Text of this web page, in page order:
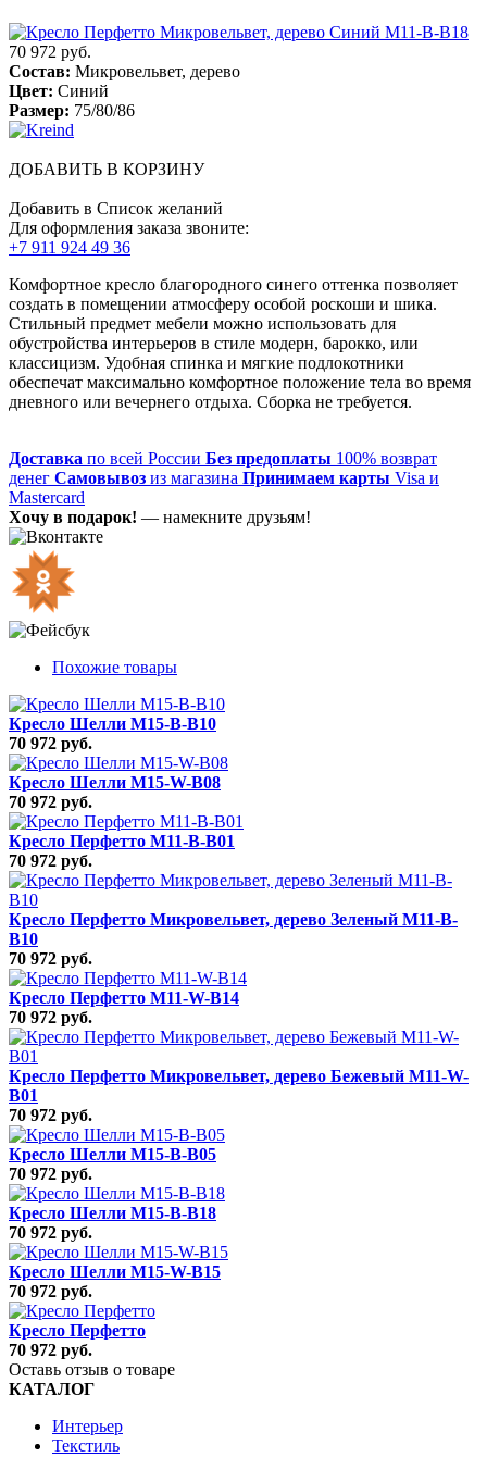
70 972 руб.
Состав: Микровельвет, дерево
Цвет: Синий
Размер: 75/80/86
ДОБАВИТЬ В КОРЗИНУ
Добавить в Список желаний
Для оформления заказа звоните:
+7 911 924 49 36
Комфортное кресло благородного синего оттенка позволяет
создать в помещении атмосферу особой роскоши и шика.
Стильный предмет мебели можно использовать для
обустройства интерьеров в стиле модерн, барокко, или
классицизм. Удобная спинка и мягкие подлокотники
обеспечат максимально комфортное положение тела во время
дневного или вечернего отдыха. Сборка не требуется.
Доставка по всей России Без предоплаты 100% возврат
денег Самовывоз из магазина Принимаем карты Visa и
Mastercard
Хочу в подарок! — намекните друзьям!
Похожие товары
Кресло Шелли M15-B-B10
70 972 руб.
Кресло Шелли M15-W-B08
70 972 руб.
Кресло Перфетто M11-B-B01
70 972 руб.
Кресло Перфетто Микровельвет, дерево Зеленый M11-B-
B10
70 972 руб.
Кресло Перфетто M11-W-B14
70 972 руб.
Кресло Перфетто Микровельвет, дерево Бежевый M11-W-
B01
70 972 руб.
Кресло Шелли M15-B-B05
70 972 руб.
Кресло Шелли M15-B-B18
70 972 руб.
Кресло Шелли M15-W-B15
70 972 руб.
Кресло Перфетто
70 972 руб.
Оставь отзыв о товаре
КАТАЛОГ
Интерьер
Текстиль